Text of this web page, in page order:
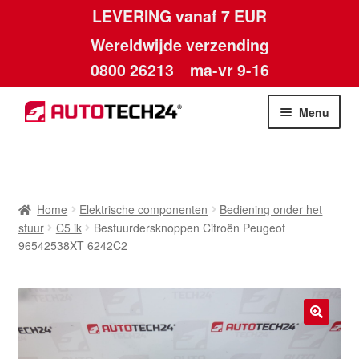
LEVERING vanaf 7 EUR
Wereldwijde verzending
0800 26213 ma-vr 9-16
Skip
to
Skip
to
Menu
Algemene voorwaarden
Betalingen
Contact
Home Elektrische componenten
Bediening onder het
stuur
C5 ik
Bestuurdersknoppen Citroën Peugeot
96542538XT 6242C2